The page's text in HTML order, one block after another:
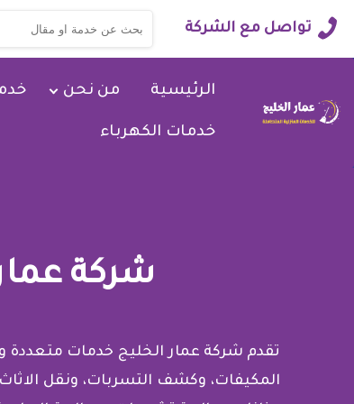
تواصل مع الشركة
البحث
عن:
الرئيسية من نحن
خدمات الكهرباء
شركة
تقدم شركة عمار الخليج خدمات متعددة
المكيفات، وكشف التسربات، ونقل